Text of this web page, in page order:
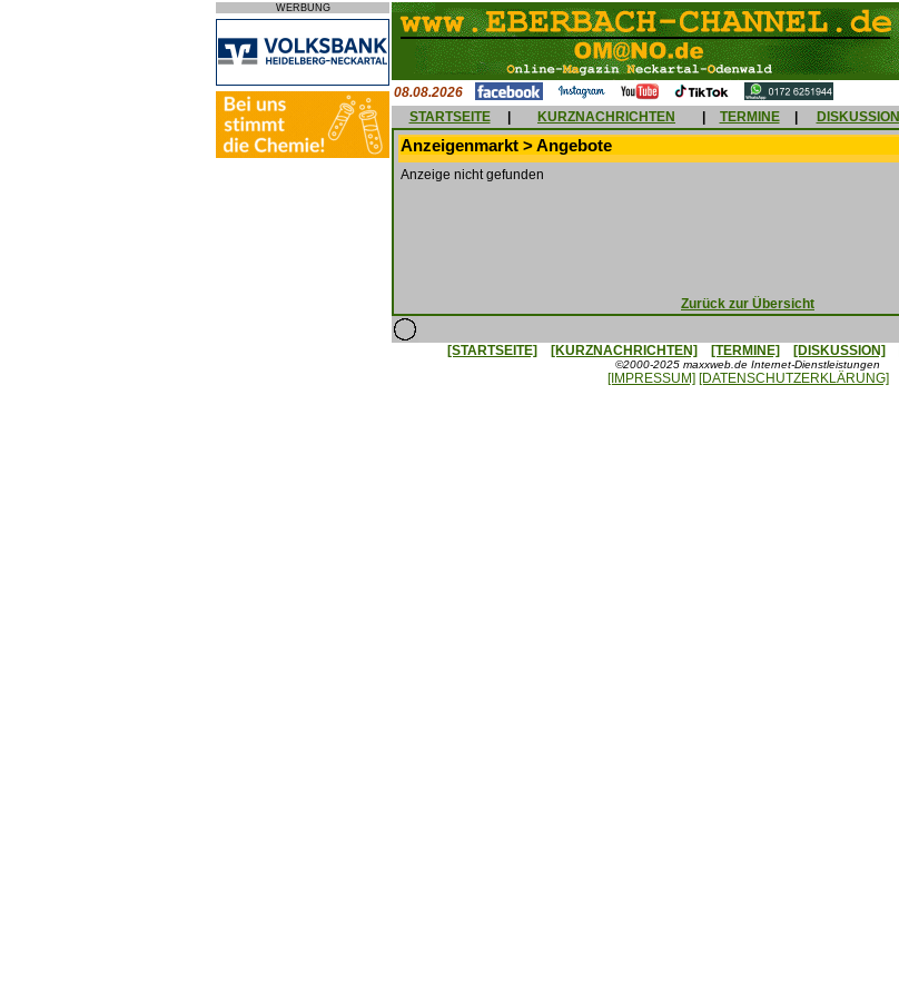
WERBUNG
08.08.2026
STARTSEITE
KURZNACHRICHTEN TERMINE DISKUSSION
Anzeigenmarkt > Angebote
Anzeige nicht gefunden
Zurück zur Übersicht
[STARTSEITE] [KURZNACHRICHTEN] [TERMINE] [DISKUSSION]
©2000-2025 maxxweb.de Internet-Dienstleistungen
[IMPRESSUM] [DATENSCHUTZERKLÄRUNG]